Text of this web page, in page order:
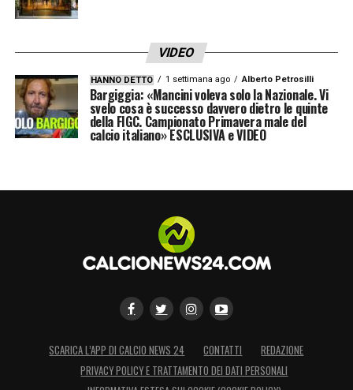
VIDEO
HANNO DETTO 1 settimana ago Alberto Petrosilli
Bargiggia: «Mancini voleva solo la Nazionale. Vi
svelo cosa è successo davvero dietro le quinte
della FIGC. Campionato Primavera male del
calcio italiano» ESCLUSIVA e VIDEO
SCARICA L’APP DI CALCIO NEWS 24 CONTATTI
REDAZIONE
PRIVACY POLICY E TRATTAMENTO DEI DATI PERSONALI